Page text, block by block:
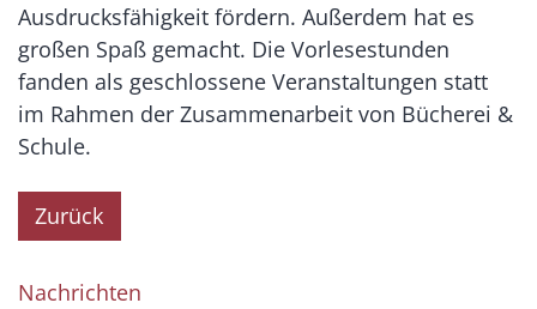
Ausdrucksfähigkeit fördern. Außerdem hat es
großen Spaß gemacht. Die Vorlesestunden
fanden als geschlossene Veranstaltungen statt
im Rahmen der Zusammenarbeit von Bücherei &
Schule.
Zurück
Nachrichten